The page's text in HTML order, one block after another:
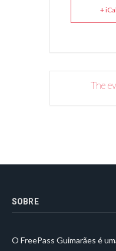
+
The
SOBRE
O FreePass Guimarães é